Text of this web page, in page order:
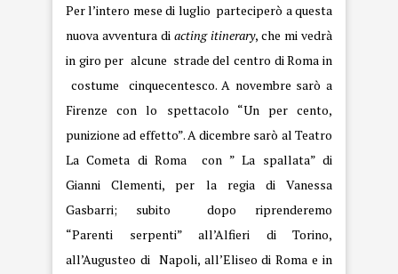
Per l’intero mese di luglio parteciperò a questa
nuova avventura di acting itinerary, che mi vedrà
in giro per alcune strade del centro di Roma in
costume cinquecentesco. A novembre sarò a
Firenze con lo spettacolo “Un per cento,
punizione ad effetto”. A dicembre sarò al Teatro
La Cometa di Roma con ” La spallata” di
Gianni Clementi, per la regia di Vanessa
Gasbarri; subito dopo riprenderemo
“Parenti serpenti” all’Alfieri di Torino,
all’Augusteo di Napoli, all’Eliseo di Roma e in